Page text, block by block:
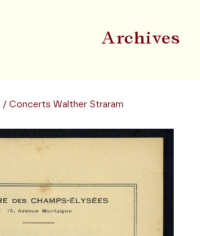
Archives
/ Concerts Walther Straram